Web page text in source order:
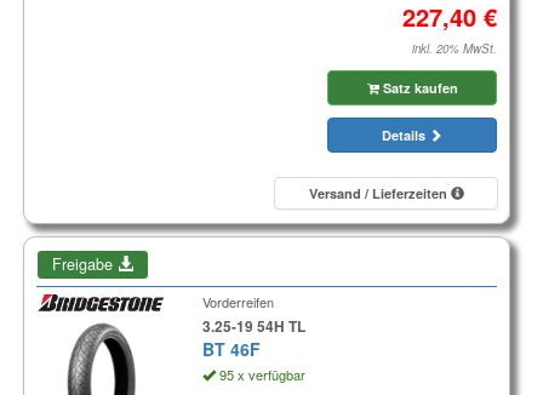
inkl. 20% MwSt.
Satz kaufen
Details
Versand / Lieferzeiten
Freigabe
Vorderreifen
3.25-19 54H TL
BT 46F
95 x verfügbar